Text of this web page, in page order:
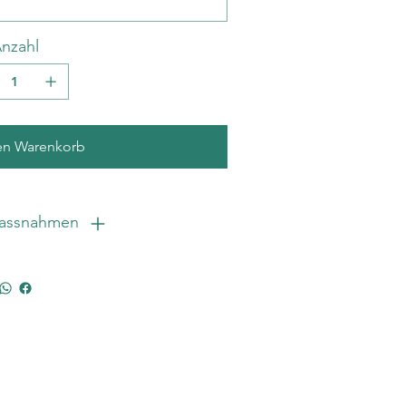
erhöhte Paarungs- und
zeigen. Korallen reagieren,
leuchtender und strahlender
Warenkorb